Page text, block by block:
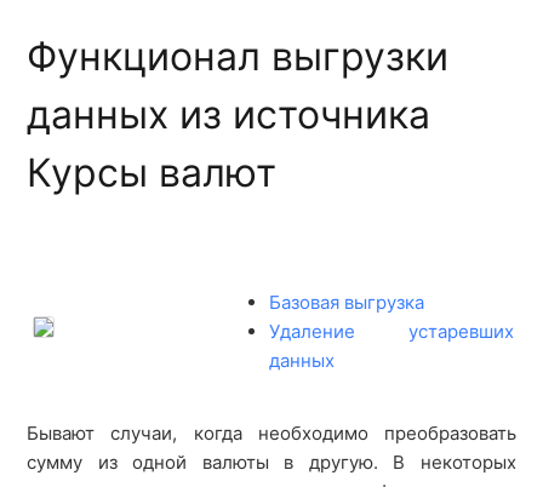
Структура базовой выгрузки
Шаблонные отчеты
Функционал выгрузки
данных из источника
Курсы валют
Базовая выгрузка
Удаление устаревших
данных
Бывают случаи, когда необходимо преобразовать
сумму из одной валюты в другую. В некоторых